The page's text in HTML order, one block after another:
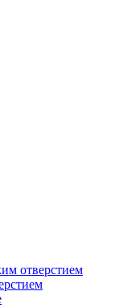
отверстием